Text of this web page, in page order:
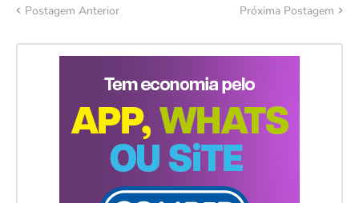
Postagem Anterior Próxima Postagem